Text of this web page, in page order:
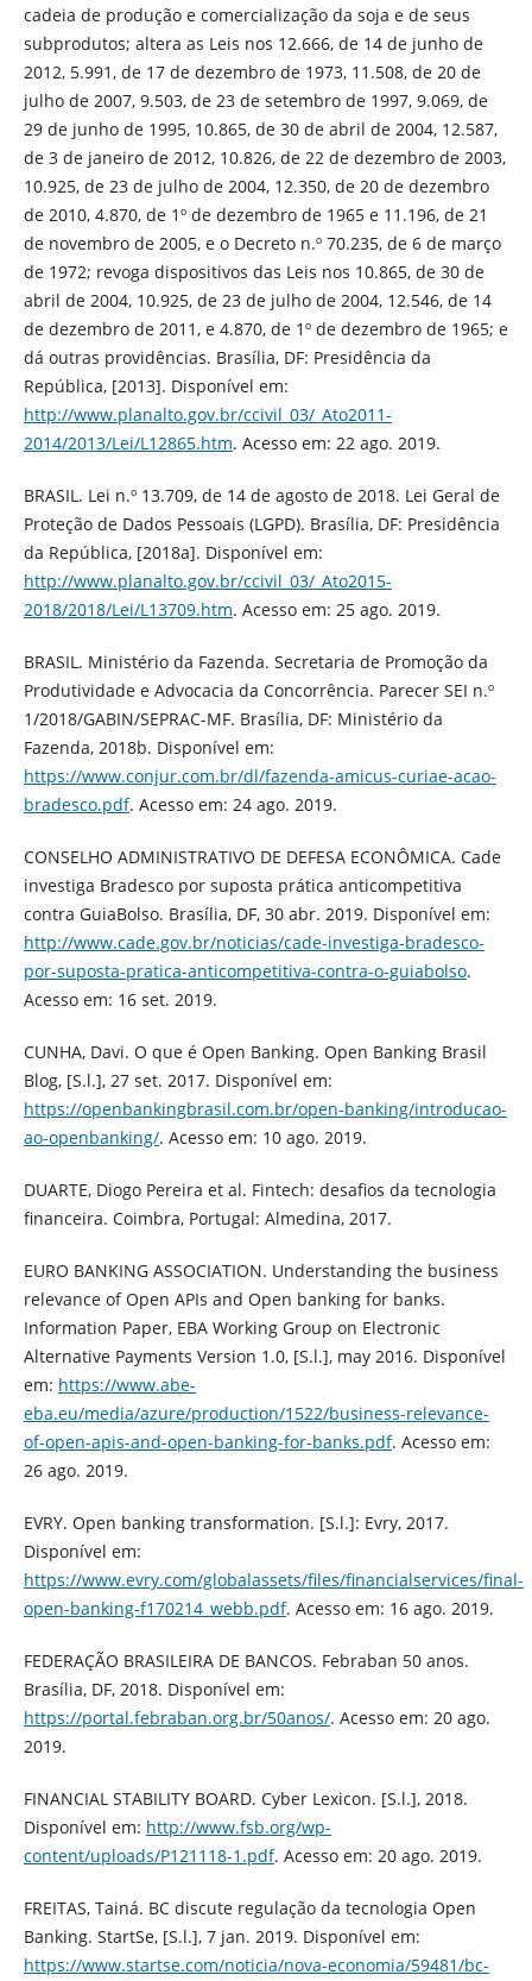
cadeia de produção e comercialização da soja e de seus
subprodutos; altera as Leis nos 12.666, de 14 de junho de
2012, 5.991, de 17 de dezembro de 1973, 11.508, de 20 de
julho de 2007, 9.503, de 23 de setembro de 1997, 9.069, de
29 de junho de 1995, 10.865, de 30 de abril de 2004, 12.587,
de 3 de janeiro de 2012, 10.826, de 22 de dezembro de 2003,
10.925, de 23 de julho de 2004, 12.350, de 20 de dezembro
de 2010, 4.870, de 1º de dezembro de 1965 e 11.196, de 21
de novembro de 2005, e o Decreto n.º 70.235, de 6 de março
de 1972; revoga dispositivos das Leis nos 10.865, de 30 de
abril de 2004, 10.925, de 23 de julho de 2004, 12.546, de 14
de dezembro de 2011, e 4.870, de 1º de dezembro de 1965; e
dá outras providências. Brasília, DF: Presidência da
República, [2013]. Disponível em:
http://www.planalto.gov.br/ccivil_03/_Ato2011-
2014/2013/Lei/L12865.htm. Acesso em: 22 ago. 2019.
BRASIL. Lei n.º 13.709, de 14 de agosto de 2018. Lei Geral de
Proteção de Dados Pessoais (LGPD). Brasília, DF: Presidência
da República, [2018a]. Disponível em:
http://www.planalto.gov.br/ccivil_03/_Ato2015-
2018/2018/Lei/L13709.htm. Acesso em: 25 ago. 2019.
BRASIL. Ministério da Fazenda. Secretaria de Promoção da
Produtividade e Advocacia da Concorrência. Parecer SEI n.º
1/2018/GABIN/SEPRAC-MF. Brasília, DF: Ministério da
Fazenda, 2018b. Disponível em:
https://www.conjur.com.br/dl/fazenda-amicus-curiae-acao-
bradesco.pdf. Acesso em: 24 ago. 2019.
CONSELHO ADMINISTRATIVO DE DEFESA ECONÔMICA. Cade
investiga Bradesco por suposta prática anticompetitiva
contra GuiaBolso. Brasília, DF, 30 abr. 2019. Disponível em:
http://www.cade.gov.br/noticias/cade-investiga-bradesco-
por-suposta-pratica-anticompetitiva-contra-o-guiabolso.
Acesso em: 16 set. 2019.
CUNHA, Davi. O que é Open Banking. Open Banking Brasil
Blog, [S.l.], 27 set. 2017. Disponível em:
https://openbankingbrasil.com.br/open-banking/introducao-
ao-openbanking/. Acesso em: 10 ago. 2019.
DUARTE, Diogo Pereira et al. Fintech: desafios da tecnologia
financeira. Coimbra, Portugal: Almedina, 2017.
EURO BANKING ASSOCIATION. Understanding the business
relevance of Open APIs and Open banking for banks.
Information Paper, EBA Working Group on Electronic
Alternative Payments Version 1.0, [S.l.], may 2016. Disponível
em: https://www.abe-
eba.eu/media/azure/production/1522/business-relevance-
of-open-apis-and-open-banking-for-banks.pdf. Acesso em:
26 ago. 2019.
EVRY. Open banking transformation. [S.l.]: Evry, 2017.
Disponível em:
https://www.evry.com/globalassets/files/financialservices/final-
open-banking-f170214_webb.pdf. Acesso em: 16 ago. 2019.
FEDERAÇÃO BRASILEIRA DE BANCOS. Febraban 50 anos.
Brasília, DF, 2018. Disponível em:
https://portal.febraban.org.br/50anos/. Acesso em: 20 ago.
2019.
FINANCIAL STABILITY BOARD. Cyber Lexicon. [S.l.], 2018.
Disponível em: http://www.fsb.org/wp-
content/uploads/P121118-1.pdf. Acesso em: 20 ago. 2019.
FREITAS, Tainá. BC discute regulação da tecnologia Open
Banking. StartSe, [S.l.], 7 jan. 2019. Disponível em:
https://www.startse.com/noticia/nova-economia/59481/bc-